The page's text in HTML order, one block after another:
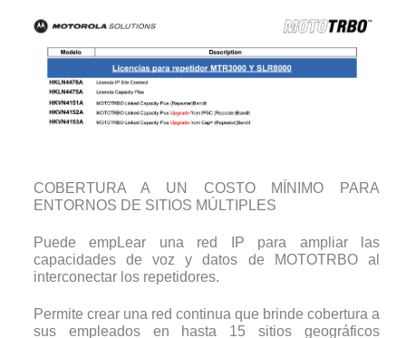
COBERTURA A UN COSTO MÍNIMO PARA
ENTORNOS DE SITIOS MÚLTIPLES
Puede empLear una red IP para ampliar las
capacidades de voz y datos de MOTOTRBO al
interconectar los repetidores.
Permite crear una red continua que brinde cobertura a
sus empleados en hasta 15 sitios geográficos